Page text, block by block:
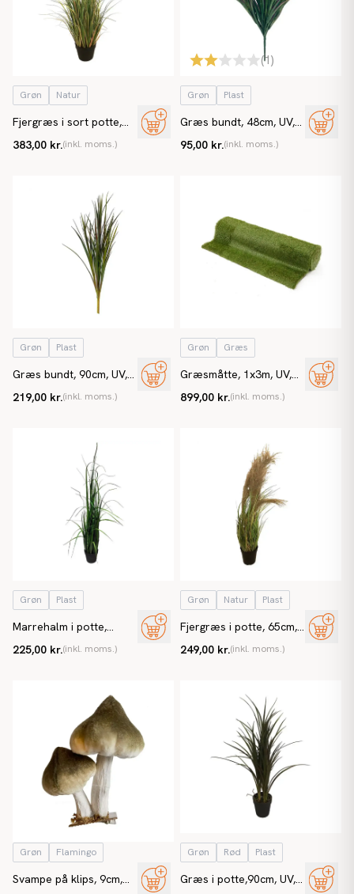
Grøn Natur
Fjergræs i sort potte,
383,00 kr.(inkl. moms.)
(1)
Grøn Plast
Græs bundt, 48cm, UV,
95,00 kr.(inkl. moms.)
Grøn Plast
Græs bundt, 90cm, UV,
219,00 kr.(inkl. moms.)
Grøn Græs
Græsmåtte, 1x3m, UV,
899,00 kr.(inkl. moms.)
Grøn Plast
Marrehalm i potte,
225,00 kr.(inkl. moms.)
Grøn Natur Plast
Fjergræs i potte, 65cm,
249,00 kr.(inkl. moms.)
Grøn Flamingo
Svampe på klips, 9cm,
Grøn Rød Plast
Græs i potte,90cm, UV,